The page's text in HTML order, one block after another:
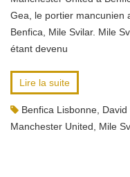
Gea, le portier mancunien
Benfica, Mile Svilar. Mile
étant devenu
Lire la suite
Benfica Lisbonne David
Manchester United
Mile